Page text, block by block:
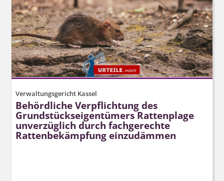
Verwaltungsgericht Kassel
Behördliche Verpflichtung des
Grundstücks­eigentümers Rattenplage
unverzüglich durch fachgerechte
Rattenbekämpfung einzudämmen